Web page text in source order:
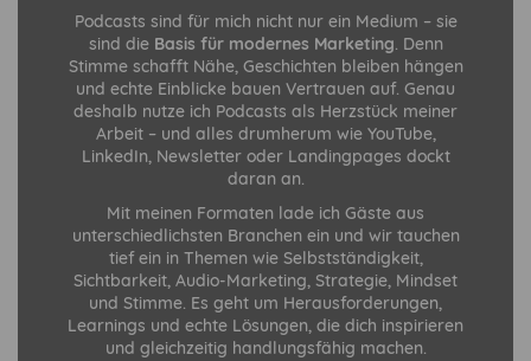
Podcasts sind für mich nicht nur ein Medium – sie
sind die Basis für modernes Marketing. Denn
Stimme schafft Nähe, Geschichten bleiben hängen
und echte Einblicke bauen Vertrauen auf. Genau
deshalb nutze ich Podcasts als Herzstück meiner
Arbeit – und alles drumherum wie YouTube,
LinkedIn, Newsletter oder Landingpages dockt
daran an.
Mit meinen Formaten lade ich Gäste aus
unterschiedlichsten Branchen ein und wir tauchen
tief ein in Themen wie Selbstständigkeit,
Sichtbarkeit, Audio-Marketing, Strategie, Mindset
und Stimme. Es geht um Herausforderungen,
Learnings und echte Lösungen, die dich inspirieren
und gleichzeitig handlungsfähig machen.